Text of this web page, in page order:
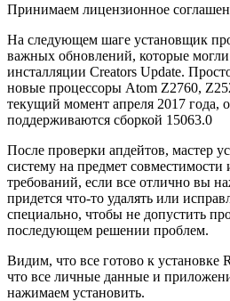
Принимаем лицензионное
На следующем шаге установщик
важных обновлений, которые
инсталляции Creators Update.
новые процессоры Atom Z2760,
текущий момент апреля 2017 года,
поддерживаются сборкой 15063.0
После проверки апдейтов, мастер
систему на предмет
требований, если все отлично вы
придется что-то удалять или
специально, чтобы не допустить
последующем решении проблем.
Видим, что все готово к установке
что все личные данные и
нажимаем установить.